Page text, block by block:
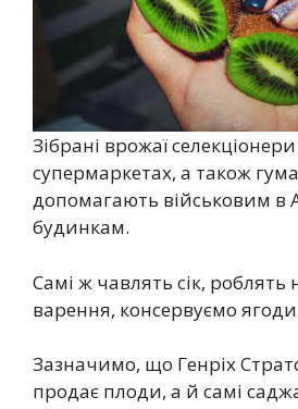
Зібрані врожаї
супермаркетах, а також
допомагають військовим
будинкам.
Самі ж чавлять сік, роблять
варення, консервуємо
Зазначимо, що Генріх
продає плоди, а й самі